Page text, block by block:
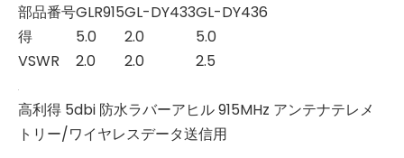
部品番号GLR915GL-DY433GL-DY436
得
5.0 2.0
5.0
VSWR
2.0 2.0 2.5
高利得 5dbi 防水ラバーアヒル 915MHz アンテナテレメ
トリー/ワイヤレスデータ送信用